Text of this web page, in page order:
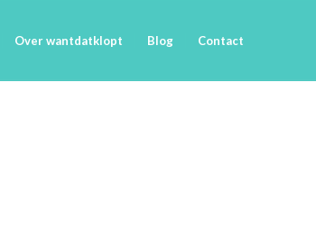
Over wantdatklopt Blog Contact